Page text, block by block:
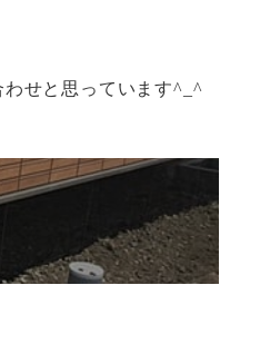
せと思っています^_^